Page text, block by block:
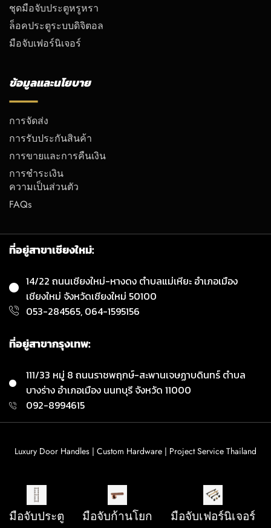
ชุดมือจับประตูหรูหรา
ล็อคประตูระบบดิจิตอล
มือจับเฟอร์นิเจอร์
ข้อมูลและนโยบาย
การจัดส่ง
การรับประกันสินค้า
การขายและการคืนเงิน
การชำระเงิน
ความเป็นส่วนตัว
FAQs
ที่อยู่สาขาเชียงใหม่:
14/22 ถนนเชียงใหม่-หางดง ตำบลแม่เหียะ อำเภอเมือง
เชียงใหม่ จังหวัดเชียงใหม่ 50100
053-284565, 064-1595156
ที่อยู่สาขากรุงเทพ:
111/33 หมู่ 8 ถนนราชพฤกษ์-สะพานเจษฏาบดินทร์ ตำบล
บางร่าง อำเภอเมือง นนทบุรี จังหวัด 11000
092-8994615
© 2026 MR.WINDOW Door Handle. All Rights Reserved.
Luxury Door Handles | Custom Hardware | Project Service Thailand
มือจับประตู มือจับก้านโยก มือจับเฟอร์นิเจอร์